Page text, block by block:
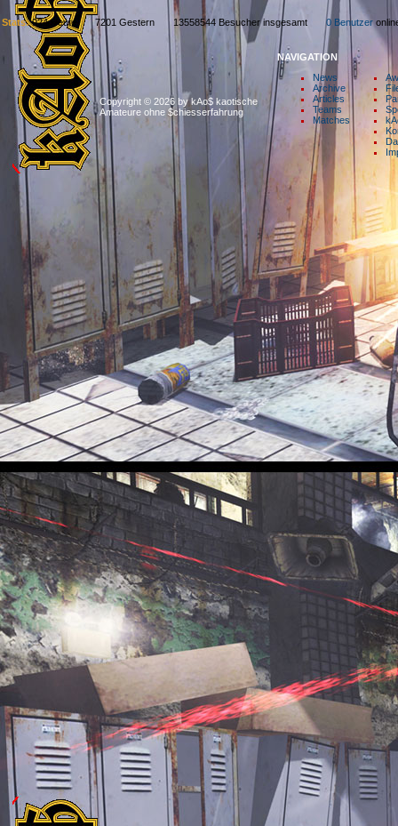
Stats:924 Heute 7201 Gestern 13558544 Besucher insgesamt0 Benutzer
Copyright © 2026 by kAo$ kaotische
Amateure ohne $chiesserfahrung
NAVIGATION
News
Archive
Articles
Teams
Matches